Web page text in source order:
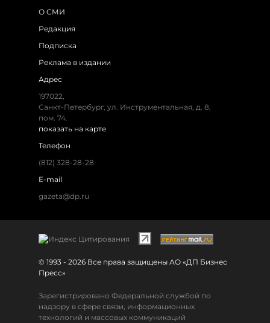
О СМИ
Редакция
Подписка
Реклама в издании
Адрес
197022,
Санкт-Петербург, ул. Инструментальная, д. 8,
пом. 74.
показать на карте
Телефон
(812) 328-28-28
E-mail
gazeta@dp.ru
© 1993 - 2026 Все права защищены АО «ДП Бизнес
Пресс»
Зарегистрировано Федеральной службой по
надзору в сфере связи, информационных
технологий и массовых коммуникаций